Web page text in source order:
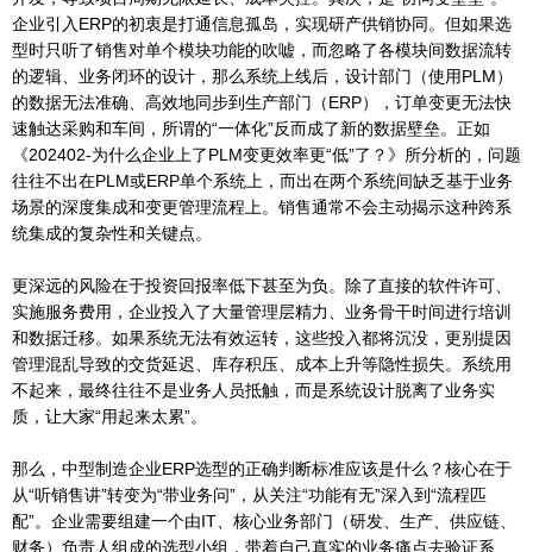
企业引入ERP的初衷是打通信息孤岛，实现研产供销协同。但如果选
型时只听了销售对单个模块功能的吹嘘，而忽略了各模块间数据流转
的逻辑、业务闭环的设计，那么系统上线后，设计部门（使用PLM）
的数据无法准确、高效地同步到生产部门（ERP），订单变更无法快
速触达采购和车间，所谓的“一体化”反而成了新的数据壁垒。正如
《202402-为什么企业上了PLM变更效率更“低”了？》所分析的，问题
往往不出在PLM或ERP单个系统上，而出在两个系统间缺乏基于业务
场景的深度集成和变更管理流程上。销售通常不会主动揭示这种跨系
统集成的复杂性和关键点。
更深远的风险在于投资回报率低下甚至为负。除了直接的软件许可、
实施服务费用，企业投入了大量管理层精力、业务骨干时间进行培训
和数据迁移。如果系统无法有效运转，这些投入都将沉没，更别提因
管理混乱导致的交货延迟、库存积压、成本上升等隐性损失。系统用
不起来，最终往往不是业务人员抵触，而是系统设计脱离了业务实
质，让大家“用起来太累”。
那么，中型制造企业ERP选型的正确判断标准应该是什么？核心在于
从“听销售讲”转变为“带业务问”，从关注“功能有无”深入到“流程匹
配”。企业需要组建一个由IT、核心业务部门（研发、生产、供应链、
财务）负责人组成的选型小组，带着自己真实的业务痛点去验证系